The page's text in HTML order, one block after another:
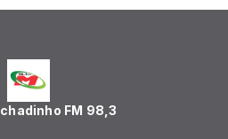
FM 98,3